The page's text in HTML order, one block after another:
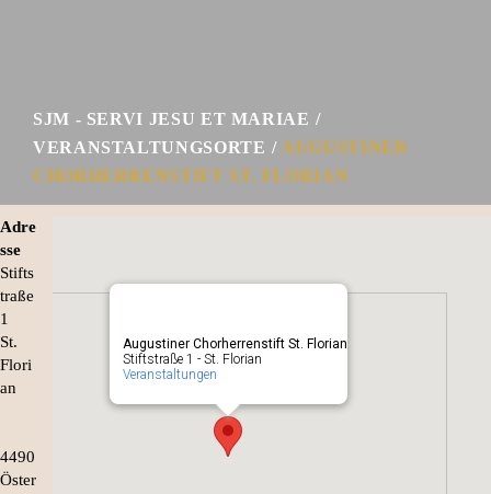
SJM - SERVI JESU ET MARIAE
VERANSTALTUNGSORTE
AUGUSTINER
CHORHERRENSTIFT ST. FLORIAN
Augustiner Chorherrenstift St. Florian
Stiftstraße 1 - St. Florian
Veranstaltungen
Adre
sse
Stifts
traße
1
St.
Flori
an
4490
Öster